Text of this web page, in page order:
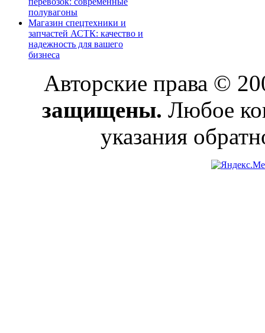
полувагоны
Магазин спецтехники и
запчастей АСТК: качество и
надежность для вашего
бизнеса
Авторские права ©
защищены. Любое
указания